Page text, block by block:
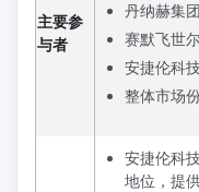
主要参
与者
丹纳赫集团
赛默飞世
安捷伦科
整体市场
安捷伦科
地位，提